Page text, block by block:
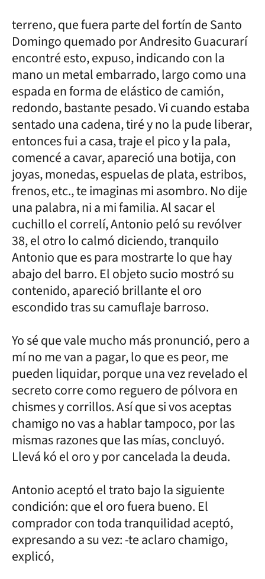
terreno, que fuera parte del fortín de Santo
Domingo quemado por Andresito Guacurarí
encontré esto, expuso, indicando con la
mano un metal embarrado, largo como una
espada en forma de elástico de camión,
redondo, bastante pesado. Vi cuando estaba
sentado una cadena, tiré y no la pude liberar,
entonces fui a casa, traje el pico y la pala,
comencé a cavar, apareció una botija, con
joyas, monedas, espuelas de plata, estribos,
frenos, etc., te imaginas mi asombro. No dije
una palabra, ni a mi familia. Al sacar el
cuchillo el correlí, Antonio peló su revólver
38, el otro lo calmó diciendo, tranquilo
Antonio que es para mostrarte lo que hay
abajo del barro. El objeto sucio mostró su
contenido, apareció brillante el oro
escondido tras su camuflaje barroso.
Yo sé que vale mucho más pronunció, pero a
mí no me van a pagar, lo que es peor, me
pueden liquidar, porque una vez revelado el
secreto corre como reguero de pólvora en
chismes y corrillos. Así que si vos aceptas
chamigo no vas a hablar tampoco, por las
mismas razones que las mías, concluyó.
Llevá kó el oro y por cancelada la deuda.
Antonio aceptó el trato bajo la siguiente
condición: que el oro fuera bueno. El
comprador con toda tranquilidad aceptó,
expresando a su vez: -te aclaro chamigo,
explicó,